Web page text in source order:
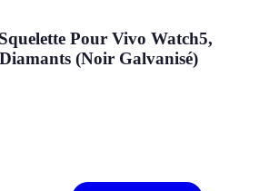
Pour Vivo Watch5,
(Noir Galvanisé)